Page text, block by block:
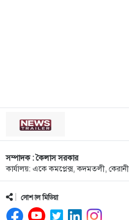
সম্পাদক : কৈলাস সরকার
কার্যালয়: একে কমপ্লেক্স, কদমতলী,
সোশ্যাল মিডিয়া